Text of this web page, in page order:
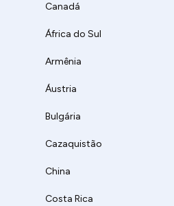
Canadá
África do Sul
Armênia
Áustria
Bulgária
Cazaquistão
China
Costa Rica